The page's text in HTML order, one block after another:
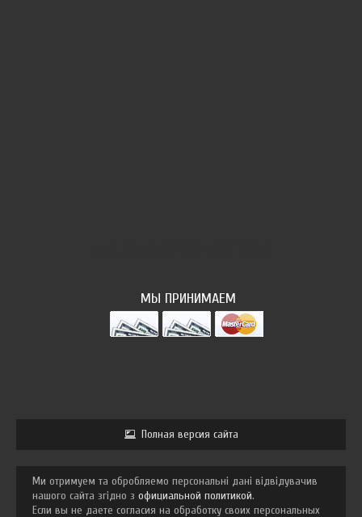
МЫ ПРИНИМАЕМ
Полная версия сайта
Ми отримуем та обробляемо персональні дані відвідувачив
нашого сайта згідно з официальной политикой.
Если вы не даете согласия на обработку своих персональных